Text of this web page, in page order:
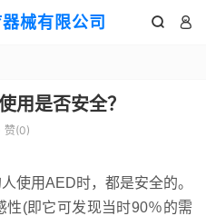
械有限公司  
用是否安全？
赞(0)
使用AED时，都是安全的。
性(即它可发现当时90％的需